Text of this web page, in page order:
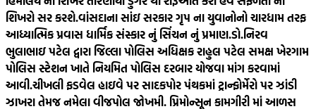
શિખરો સર કરશે.વાંસદાના સાંઇ સરકાર ગૃપ ના યુવાનોનો ચારધામ તરફ
આધ્યાત્મિક પ્રવાસ ધાર્મિક સંસ્કાર નું સિંચન નું પ્રમાણ.ડો.નિરવ
ભુલાભાઇ પટેલ દ્વારા જિલ્લા પોલિસ અધિક્ષક રાહુલ પટેલ સમક્ષ ખેરગામ
પોલિસ સ્ટેશન ખાતે નિયમિત પોલિસ દરબાર યોજવા માંગ કરવામાં
આવી.ચીખલી ફડવેલ હાઇવે પર સાદકપોર પંથકમાં ટ્રાન્ફોર્મેરો પર ઝાંડી
ઝાખરા તેમજ નમેલા વીજપોલ જોખમી. પ્રિમોન્સૂન કામગીરી માં આળસ